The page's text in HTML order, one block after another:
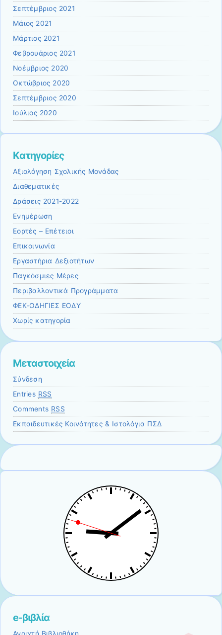
Σεπτέμβριος 2021
Μάιος 2021
Μάρτιος 2021
Φεβρουάριος 2021
Νοέμβριος 2020
Οκτώβριος 2020
Σεπτέμβριος 2020
Ιούλιος 2020
Kατηγορίες
Αξιολόγηση Σχολικής Μονάδας
Διαθεματικές
Δράσεις 2021-2022
Ενημέρωση
Εορτές – Επέτειοι
Επικοινωνία
Εργαστήρια Δεξιοτήτων
Παγκόσμιες Μέρες
Περιβαλλοντικά Προγράμματα
ΦΕΚ-ΟΔΗΓΙΕΣ ΕΟΔΥ
Χωρίς κατηγορία
Μεταστοιχεία
Σύνδεση
Entries RSS
Comments RSS
Εκπαιδευτικές Κοινότητες & Ιστολόγια ΠΣΔ
e-βιβλία